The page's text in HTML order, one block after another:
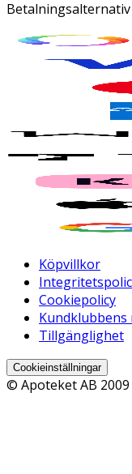
Betalningsalternativ
Köpvillkor
Cookiepolicy
Kundklubbens
Tillgänglighet
Cookieinställningar
© Apoteket AB 2009